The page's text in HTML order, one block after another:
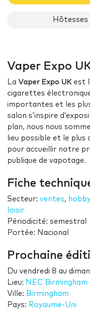
Hôtesses
Vaper Expo
La Vaper Expo UK est
cigarettes
importantes et les
salon s’inspire
plan, nous nous
lieu possible et le plus
pour accueillir notre
publique de vapotage.
Fiche
Secteur: ventes, hobby
loisir
Périodicité: semestral
Portée: Nacional
Prochaine
Du vendredi 8 au
Lieu: NEC
Ville: Birmingham
Pays: Royaume-Uni